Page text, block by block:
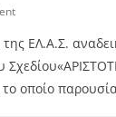
ΕΛ.Α.Σ.
οποίο